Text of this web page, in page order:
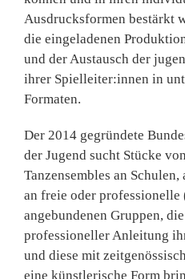
Ausdrucksformen bestärkt
die eingeladenen
und der Austausch der
ihrer Spielleiter:innen in
Formaten.
Der 2014 gegründete
der Jugend sucht Stücke
Tanzensembles an
an freie oder professionelle
angebundenen Gruppen,
professioneller Anleitung
und diese mit
eine künstlerische Form